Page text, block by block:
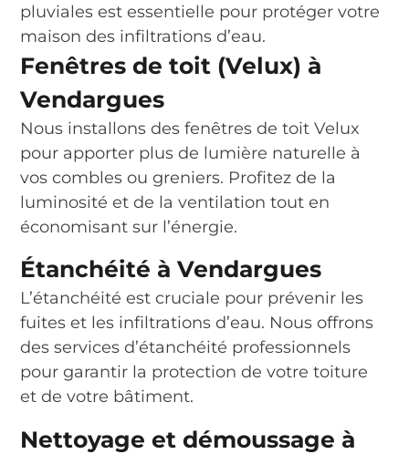
pluviales est essentielle pour protéger votre
maison des infiltrations d’eau.
Fenêtres de toit (Velux) à
Vendargues
Nous installons des fenêtres de toit Velux
pour apporter plus de lumière naturelle à
vos combles ou greniers. Profitez de la
luminosité et de la ventilation tout en
économisant sur l’énergie.
Étanchéité à Vendargues
L’étanchéité est cruciale pour prévenir les
fuites et les infiltrations d’eau. Nous offrons
des services d’étanchéité professionnels
pour garantir la protection de votre toiture
et de votre bâtiment.
Nettoyage et démoussage à